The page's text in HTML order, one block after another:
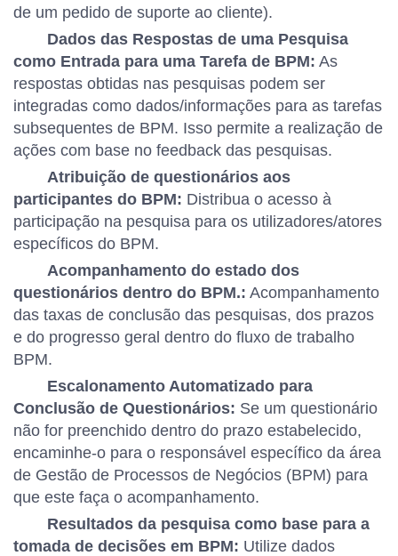
de um pedido de suporte ao cliente).
Dados das Respostas de uma Pesquisa
como Entrada para uma Tarefa de BPM: As
respostas obtidas nas pesquisas podem ser
integradas como dados/informações para as tarefas
subsequentes de BPM. Isso permite a realização de
ações com base no feedback das pesquisas.
Atribuição de questionários aos
participantes do BPM: Distribua o acesso à
participação na pesquisa para os utilizadores/atores
específicos do BPM.
Acompanhamento do estado dos
questionários dentro do BPM.: Acompanhamento
das taxas de conclusão das pesquisas, dos prazos
e do progresso geral dentro do fluxo de trabalho
BPM.
Escalonamento Automatizado para
Conclusão de Questionários: Se um questionário
não for preenchido dentro do prazo estabelecido,
encaminhe-o para o responsável específico da área
de Gestão de Processos de Negócios (BPM) para
que este faça o acompanhamento.
Resultados da pesquisa como base para a
tomada de decisões em BPM: Utilize dados